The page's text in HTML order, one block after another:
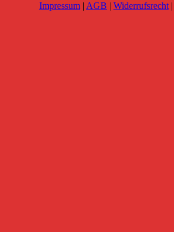
Impressum | AGB | Widerrufsrecht |